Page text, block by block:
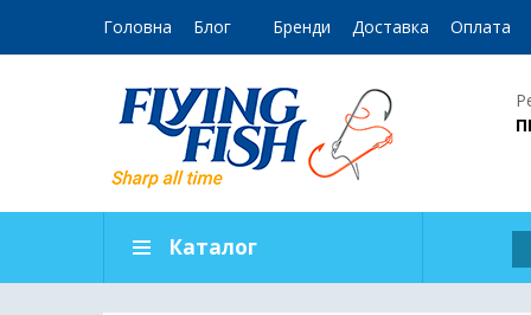
Головна Блог Бренди Доставка Оплата
Каталог